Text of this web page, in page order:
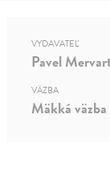
VYDAVATEĽ
Pavel
VÄZBA
Mäkká